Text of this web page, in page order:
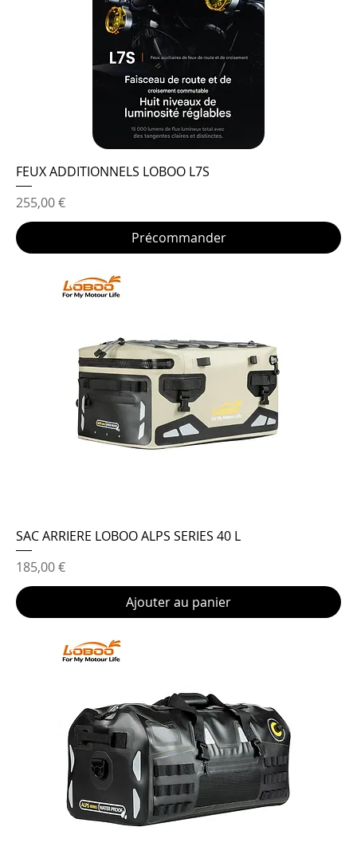
FEUX ADDITIONNELS LOBOO L7S
Prix
255,00 €
Précommander
SAC ARRIERE LOBOO ALPS SERIES 40 L
Prix
185,00 €
Ajouter au panier